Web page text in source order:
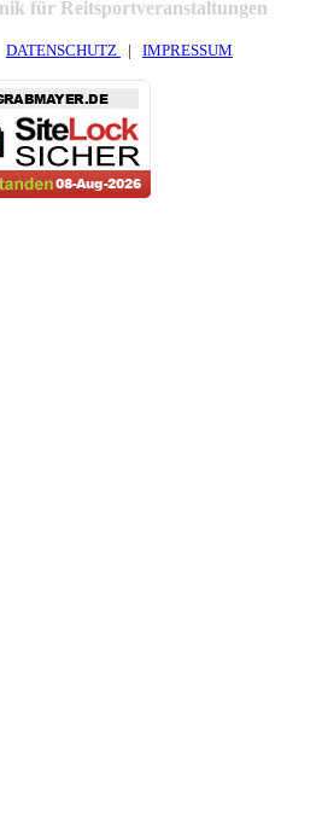
für Reitsportveranstaltungen
DATENSCHUTZ | IMPRESSUM